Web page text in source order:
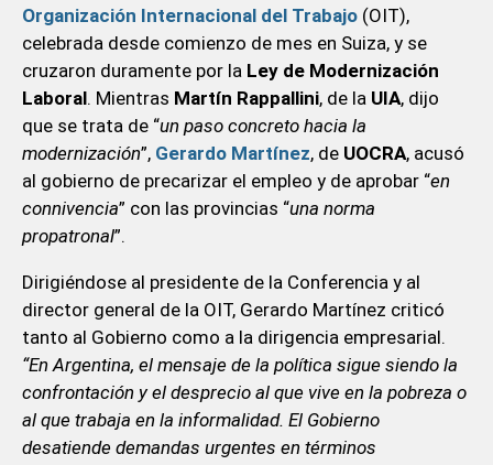
Organización Internacional del Trabajo (OIT),
celebrada desde comienzo de mes en Suiza, y se
cruzaron duramente por la Ley de Modernización
Laboral. Mientras Martín Rappallini, de la UIA, dijo
que se trata de “un paso concreto hacia la
modernización”, Gerardo Martínez, de UOCRA, acusó
al gobierno de precarizar el empleo y de aprobar “en
connivencia” con las provincias “una norma
propatronal”.
Dirigiéndose al presidente de la Conferencia y al
director general de la OIT, Gerardo Martínez criticó
tanto al Gobierno como a la dirigencia empresarial.
“En Argentina, el mensaje de la política sigue siendo la
confrontación y el desprecio al que vive en la pobreza o
al que trabaja en la informalidad. El Gobierno
desatiende demandas urgentes en términos